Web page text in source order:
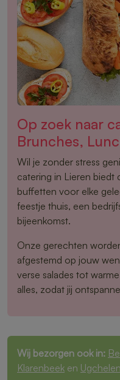
Op zoek naar
Brunches,
Wil je zonder stress
catering in Lieren biedt
buffetten voor elke
feestje thuis, een
bijeenkomst.
Onze gerechten
afgestemd op jouw
verse salades tot
alles, zodat jij
Wij bezorgen ook in:
Klarenbeek en Ugchelen